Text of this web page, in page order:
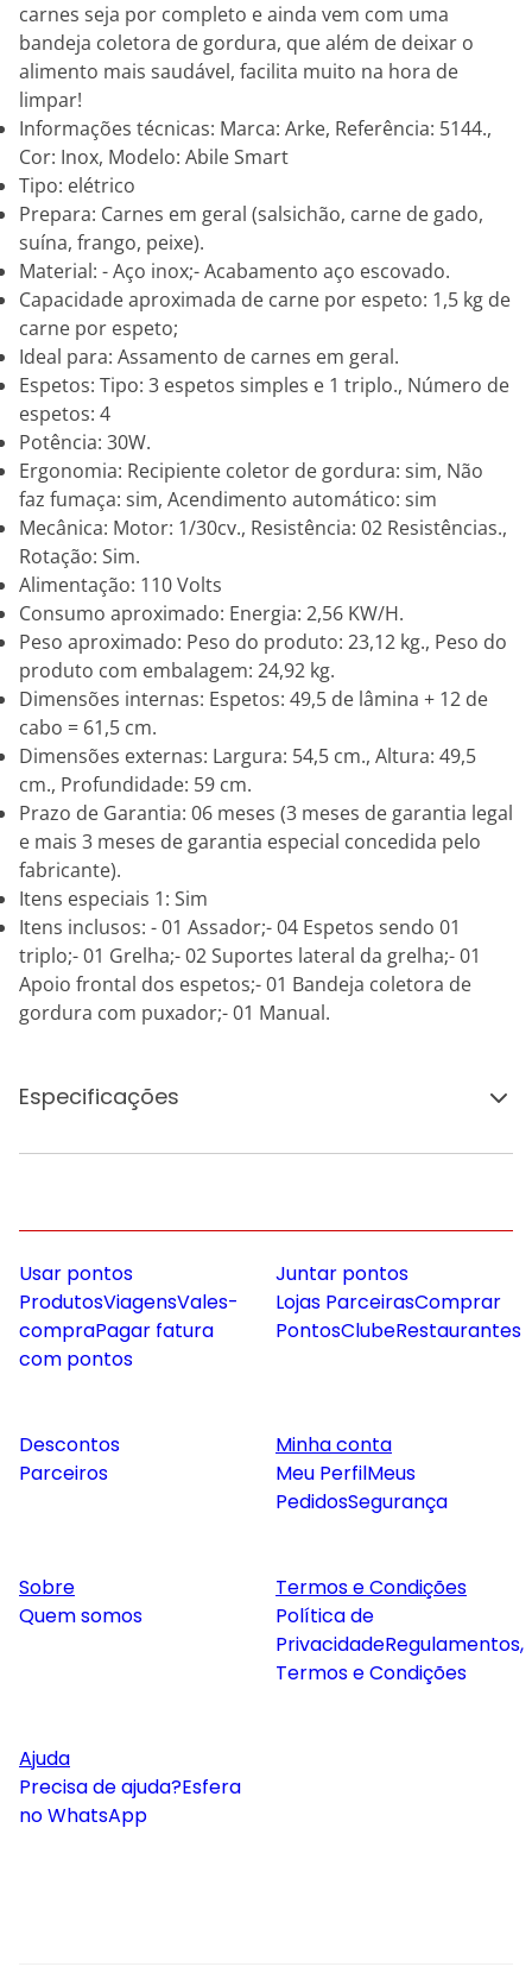
carnes seja por completo e ainda vem com uma
bandeja coletora de gordura, que além de deixar o
alimento mais saudável, facilita muito na hora de
limpar!
Informações técnicas: Marca: Arke, Referência: 5144.,
Cor: Inox, Modelo: Abile Smart
Tipo: elétrico
Prepara: Carnes em geral (salsichão, carne de gado,
suína, frango, peixe).
Material: - Aço inox;- Acabamento aço escovado.
Capacidade aproximada de carne por espeto: 1,5 kg de
carne por espeto;
Ideal para: Assamento de carnes em geral.
Espetos: Tipo: 3 espetos simples e 1 triplo., Número de
espetos: 4
Potência: 30W.
Ergonomia: Recipiente coletor de gordura: sim, Não
faz fumaça: sim, Acendimento automático: sim
Mecânica: Motor: 1/30cv., Resistência: 02 Resistências.,
Rotação: Sim.
Alimentação: 110 Volts
Consumo aproximado: Energia: 2,56 KW/H.
Peso aproximado: Peso do produto: 23,12 kg., Peso do
produto com embalagem: 24,92 kg.
Dimensões internas: Espetos: 49,5 de lâmina + 12 de
cabo = 61,5 cm.
Dimensões externas: Largura: 54,5 cm., Altura: 49,5
cm., Profundidade: 59 cm.
Prazo de Garantia: 06 meses (3 meses de garantia legal
e mais 3 meses de garantia especial concedida pelo
fabricante).
Itens especiais 1: Sim
Itens inclusos: - 01 Assador;- 04 Espetos sendo 01
triplo;- 01 Grelha;- 02 Suportes lateral da grelha;- 01
Apoio frontal dos espetos;- 01 Bandeja coletora de
gordura com puxador;- 01 Manual.
Especificações
Usar pontos
ProdutosViagensVales-
compraPagar fatura
com pontos
Juntar pontos
Lojas ParceirasComprar
PontosClubeRestaurantes
Descontos
Parceiros
Minha conta
Meu PerfilMeus
PedidosSegurança
Sobre
Quem somos
Termos e Condições
Política de
PrivacidadeRegulamentos,
Termos e Condições
Ajuda
Precisa de ajuda?Esfera
no WhatsApp